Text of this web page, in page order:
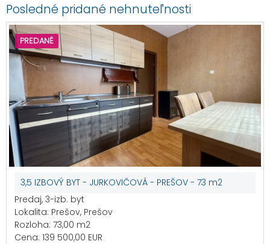
Posledné pridané nehnuteľnosti
PREDANÉ
3,5 IZBOVÝ BYT - JURKOVIČOVÁ - PREŠOV - 73 m2
Predaj, 3-izb. byt
Lokalita: Prešov, Prešov
Rozloha: 73,00 m2
Cena: 139 500,00 EUR